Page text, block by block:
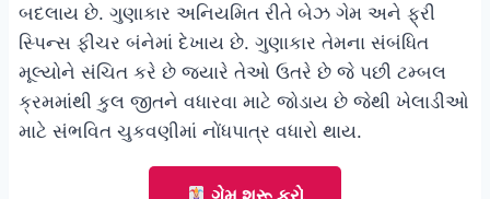
બદલાય છે. ગુણાકાર અનિયમિત રીતે બેઝ ગેમ અને ફ્રી
સ્પિન્સ ફીચર બંનેમાં દેખાય છે. ગુણાકાર તેમના સંબંધિત
મૂલ્યોને સંચિત કરે છે જ્યારે તેઓ ઉતરે છે જે પછી ટમ્બલ
ક્રમમાંથી કુલ જીતને વધારવા માટે જોડાય છે જેથી ખેલાડીઓ
માટે સંભવિત ચુકવણીમાં નોંધપાત્ર વધારો થાય.